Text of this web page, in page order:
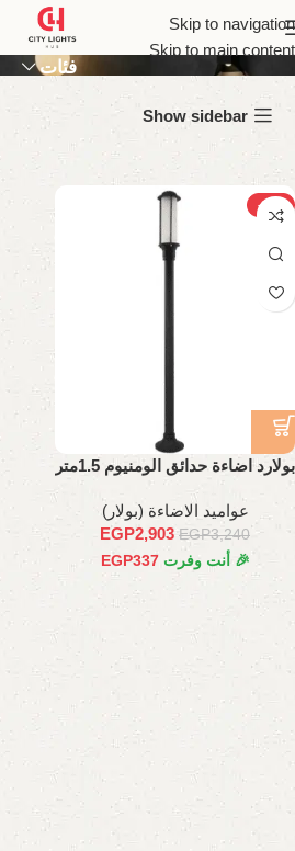
Skip to navigation
Skip to main content
lumiere
فئات
Show sidebar
-10%
بولارد اضاءة حدائق الومنيوم 1.5متر
عواميد الاضاءة (بولار)
EGP3,240
EGP2,903
🎉 أنت وفرت EGP337